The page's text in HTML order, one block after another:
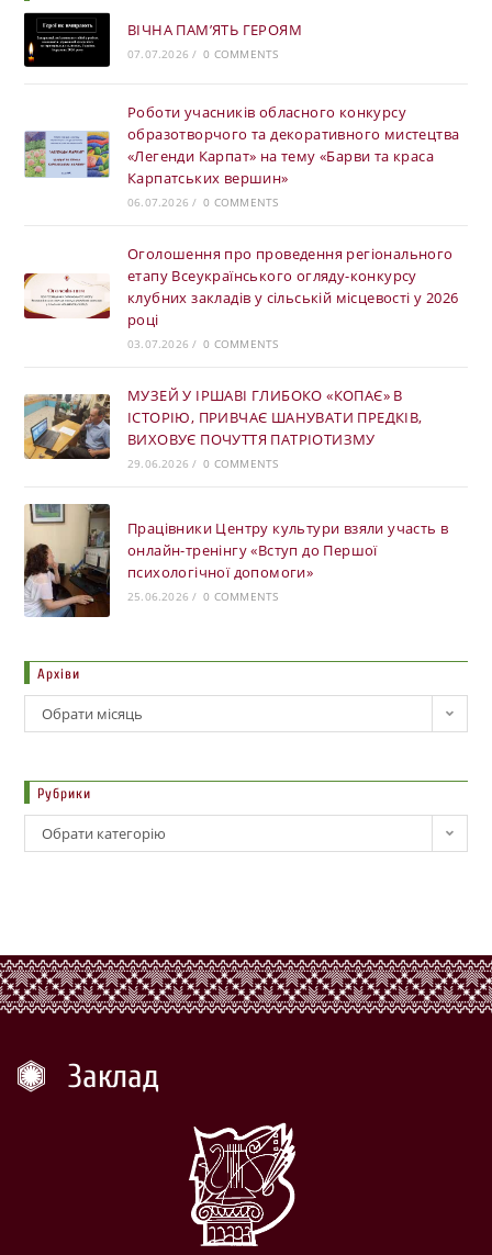
ВІЧНА ПАМ’ЯТЬ ГЕРОЯМ
07.07.2026 / 0 COMMENTS
Роботи учасників обласного конкурсу
образотворчого та декоративного мистецтва
«Легенди Карпат» на тему «Барви та краса
Карпатських вершин»
06.07.2026 / 0 COMMENTS
Оголошення про проведення регіонального
етапу Всеукраїнського огляду-конкурсу
клубних закладів у сільській місцевості у 2026
році
03.07.2026 / 0 COMMENTS
МУЗЕЙ У ІРШАВІ ГЛИБОКО «КОПАЄ» В
ІСТОРІЮ, ПРИВЧАЄ ШАНУВАТИ ПРЕДКІВ,
ВИХОВУЄ ПОЧУТТЯ ПАТРІОТИЗМУ
29.06.2026 / 0 COMMENTS
Працівники Центру культури взяли участь в
онлайн-тренінгу «Вступ до Першої
психологічної допомоги»
25.06.2026 / 0 COMMENTS
Архіви
Обрати місяць
Рубрики
Обрати категорію
Заклад